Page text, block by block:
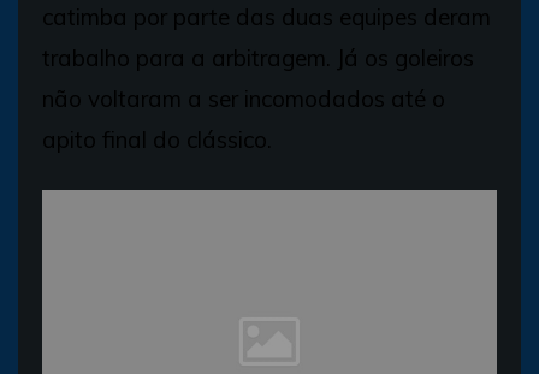
catimba por parte das duas equipes deram
trabalho para a arbitragem. Já os goleiros
não voltaram a ser incomodados até o
apito final do clássico.